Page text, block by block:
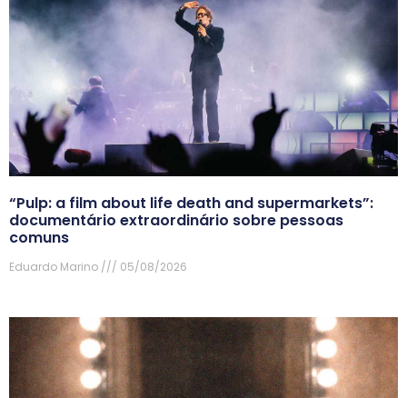
“Pulp: a film about life death and supermarkets”:
documentário extraordinário sobre pessoas
comuns
Eduardo Marino 05/08/2026